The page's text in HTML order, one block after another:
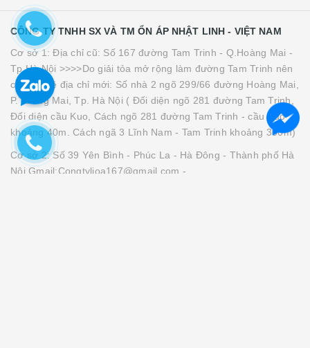
CÔNG TY TNHH SX VÀ TM ỔN ÁP NHẬT LINH - VIỆT NAM
Cơ sở 1: Địa chỉ cũ: Số 167 đường Tam Trinh - Q.Hoàng Mai -
Tp.Hà Nội >>>>Do giải tỏa mở rộng làm đường Tam Trinh nên
chuyển về địa chỉ mới: Số nhà 2 ngõ 299/66 đường Hoàng Mai,
P.Tương Mai, Tp. Hà Nội ( Đối diện ngõ 281 đường Tam Trinh,
Đối diện cầu Kuo, Cách ngõ 281 đường Tam Trinh - cầu Kuo
khoảng 40m. Cách ngã 3 Lĩnh Nam - Tam Trinh khoảng 300m)
Cơ sở 2: Số 39 Yên Bình - Phúc La - Hà Đông - Thành phố Hà
Nội Gmail:Congtylioa167@gmail.com -